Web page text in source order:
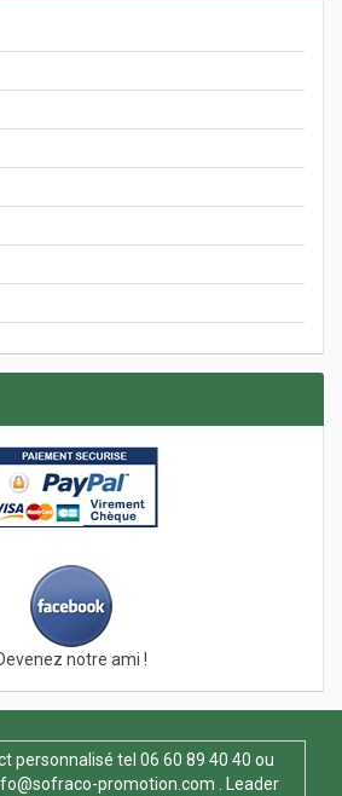
notre ami !
personnalisé tel 06 60 89 40 40 ou
promotion.com . Leader